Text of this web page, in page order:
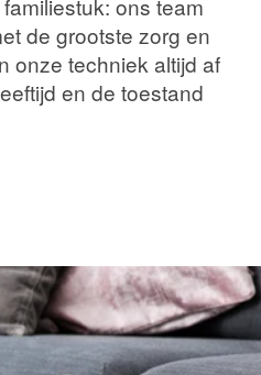
de grootste zorg en
onze techniek altijd af
en de toestand